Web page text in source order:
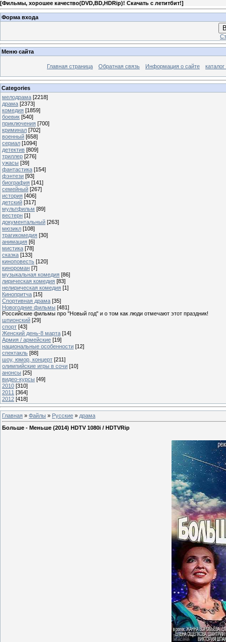
[Фильмы, хорошее качество(DVD,BD,HDRip)! Скачать с летитбит!]
Форма входа
Меню сайта
Главная страница Обратная связь Информация о сайте
Categories
мелодрама [2218]
драма [2373]
комедия [1859]
боевик [540]
приключения [700]
криминал [702]
военный [658]
сериал [1094]
детектив [809]
триллер [276]
ужасы [39]
фантастика [154]
фэнтези [93]
биография [141]
семейный [267]
история [406]
детский [317]
мультфильм [89]
вестерн [1]
документальный [263]
мюзикл [108]
трагикомедия [30]
анимация [6]
мистика [78]
сказка [133]
киноповесть [120]
кинороман [7]
музыкальная комедия [86]
лирическая комедия [83]
нелирическая комедия [1]
Кинопритча [15]
Спортивная драма [35]
Новогодние фильмы [481]
Российские фильмы про "Новый год" и о том как люди отмечают этот праздник!
шпионский [29]
спорт [43]
Женский день-8 марта [14]
Армия / армейские [19]
национальные особенности [12]
спектакль [88]
шоу, юмор, концерт [211]
олимпийские игры в сочи [10]
анонсы [25]
видео-курсы [49]
2010 [310]
2011 [364]
2012 [418]
Главная » Файлы » Русские » драма
Больше - Меньше (2014) HDTV 1080i / HDTVRip